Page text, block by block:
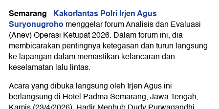
Semarang-Kakorlantas Polri Irjen Agus
Suryonugrohomenggelar forum Analisis dan Evaluasi
(Anev) Operasi Ketupat 2026. Dalam forum ini, dia
membicarakan pentingnya ketegasan dan turun langsung
ke lapangan dalam memastikan kelancaran dan
keselamatan lalu lintas.
Acara yang dibuka langsung oleh Irjen Agus ini
berlangsung di Hotel Padma Semarang, Jawa Tengah,